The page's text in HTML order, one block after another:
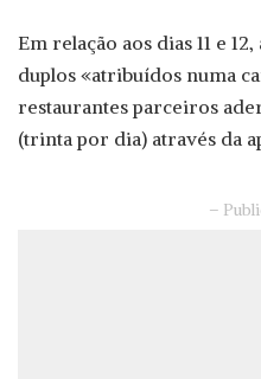
Em relação aos dias 11 e
duplos «atribuídos numa
restaurantes parceiros
(trinta por dia) através da
–